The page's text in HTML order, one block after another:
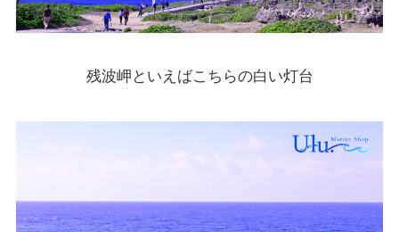
残波岬といえばこちらの白い灯台